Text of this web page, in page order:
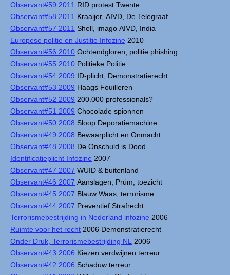
Observant#59 2011 RID protest Twente
Observant#58 2011 Kraaijer, AIVD, De Telegraaf
Observant#57 2011 Shell, imago AIVD, India
Europese politie en Justitie Infozine 2010
Observant#56 2010 Ochtendgloren, politie phishing
Observant#55 2010 Politieke Politie
Observant#54 2009 ID-plicht, Demonstratierecht
Observant#53 2009 Haags Fouilleren
Observant#52 2009 200.000 professionals?
Observant#51 2009 Chocolade spionnen
Observant#50 2008 Sloop Deporatiemachine
Observant#49 2008 Bewaarplicht en Onmacht
Observant#48 2008 De Onschuld is Dood
Identificatieplicht Infozine 2007
Observant#47 2007 WUID & buitenland
Observant#46 2007 Aanslagen, Prüm, toezicht
Observant#45 2007 Blauw Waas, terrorisme
Observant#44 2007 Preventief Strafrecht
Terrorismebestrijding in Nederland infozine 2006
Ruimte voor het recht 2006 Demonstratierecht
Onder Druk, Terrorismebestrijding NL
2006
Observant#43 2006 Kiezen verdwijnen terreur
Observant#42 2006 Schaduw terreur